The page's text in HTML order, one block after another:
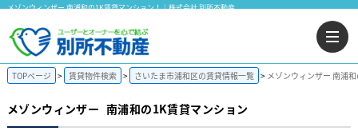
メゾンウィンザー 南浦和の1K賃貸マンション！｜株式会社 別所不動産
TOPページ 賃貸物件検索 さいたま市浦和区の賃貸情報一覧 メゾンウィンザー 南浦
メゾンウィンザー 南浦和の1K賃貸マンション